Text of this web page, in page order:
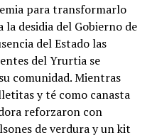
para transformarlo
la desidia del Gobierno de
del Estado las
del Yrurtia se
comunidad. Mientras
y té como canasta
reforzaron con
de verdura y un kit